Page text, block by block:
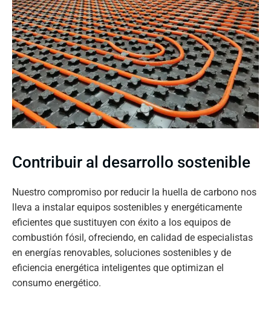
Contribuir al desarrollo sostenible
Nuestro compromiso por reducir la huella de carbono nos
lleva a instalar equipos sostenibles y energéticamente
eficientes que sustituyen con éxito a los equipos de
combustión fósil, ofreciendo, en calidad de especialistas
en energías renovables, soluciones sostenibles y de
eficiencia energética inteligentes que optimizan el
consumo energético.